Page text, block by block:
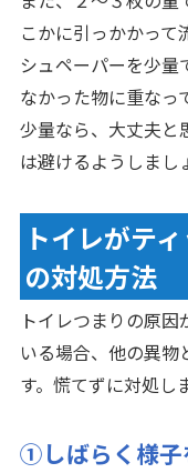
こかに引っかかって
シュペーパーを少量
なかった物に重なっ
少量なら、大丈夫と
は避けるようしまし
トイレがテ
の対処方法
トイレつまりの原
いる場合、他の異物
す。慌てずに対処し
①しばらく様子